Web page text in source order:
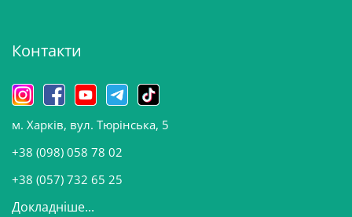
в
н
о
в
и
Контакти
м. Харків, вул. Тюрінська, 5
+38 (098) 058 78 02
+38 (057) 732 65 25
Докладніше...